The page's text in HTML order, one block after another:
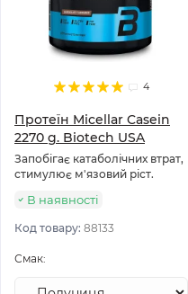
4
Протеїн Micellar Casein
2270 g. Biotech USA
Запобігає катаболічних втрат,
стимулює м'язовий ріст.
В наявності
Код товару: 88133
Смак: